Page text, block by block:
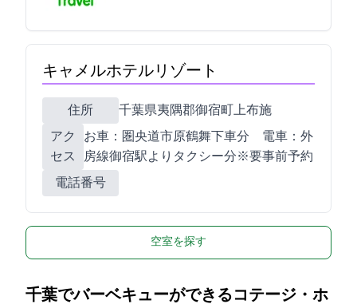
キャメルホテルリゾート
住所
千葉県夷隅郡御宿町上布施3360
アク
セス
お車：圏央道市原鶴舞IC下車35分 電車：外
房線御宿駅よりタクシー13分※要事前予約
電話番号
空室を探す
千葉でバーベキューができるコテージ・ホ